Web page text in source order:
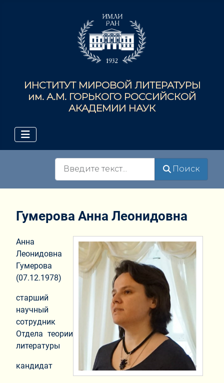
ИНСТИТУТ МИРОВОЙ ЛИТЕРАТУРЫ
им. А.М. ГОРЬКОГО РОССИЙСКОЙ
АКАДЕМИИ НАУК
Поиск
Гумерова Анна Леонидовна
Анна
Леонидовна
Гумерова
(07.12.1978)
старший
научный
сотрудник
Отдела теории
литературы
кандидат